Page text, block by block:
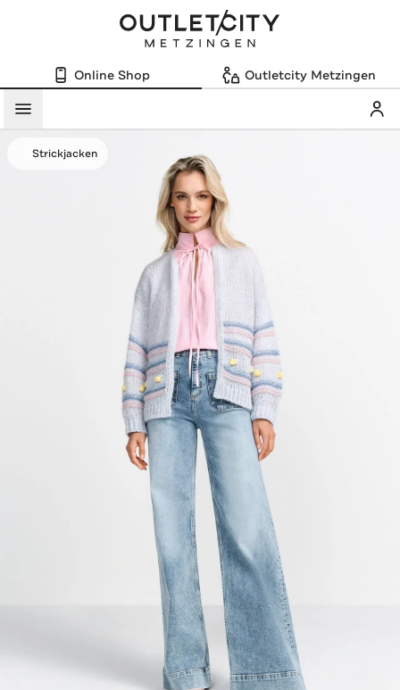
Online Shop Outletcity Metzingen
Menü
Strickjacken